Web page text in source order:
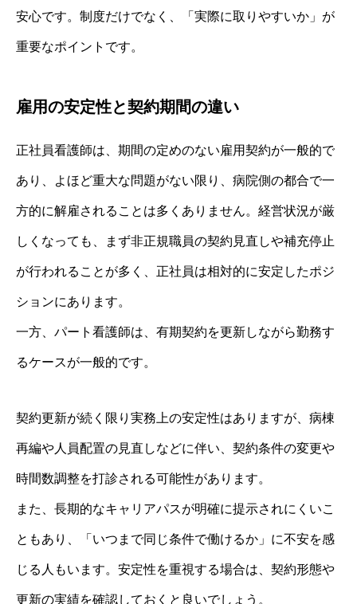
安心です。制度だけでなく、「実際に取りやすいか」が
重要なポイントです。
雇用の安定性と契約期間の違い
正社員看護師は、期間の定めのない雇用契約が一般的で
あり、よほど重大な問題がない限り、病院側の都合で一
方的に解雇されることは多くありません。経営状況が厳
しくなっても、まず非正規職員の契約見直しや補充停止
が行われることが多く、正社員は相対的に安定したポジ
ションにあります。
一方、パート看護師は、有期契約を更新しながら勤務す
るケースが一般的です。
契約更新が続く限り実務上の安定性はありますが、病棟
再編や人員配置の見直しなどに伴い、契約条件の変更や
時間数調整を打診される可能性があります。
また、長期的なキャリアパスが明確に提示されにくいこ
ともあり、「いつまで同じ条件で働けるか」に不安を感
じる人もいます。安定性を重視する場合は、契約形態や
更新の実績を確認しておくと良いでしょう。